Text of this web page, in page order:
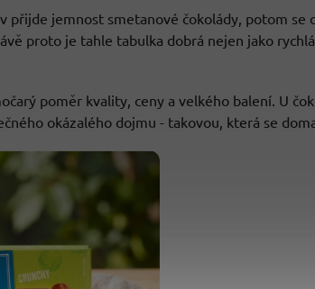
přijde jemnost smetanové čokolády, potom se
proto je tahle tabulka dobrá nejen jako
poměr kvality, ceny a velkého balení. U
okázalého dojmu - takovou, která se